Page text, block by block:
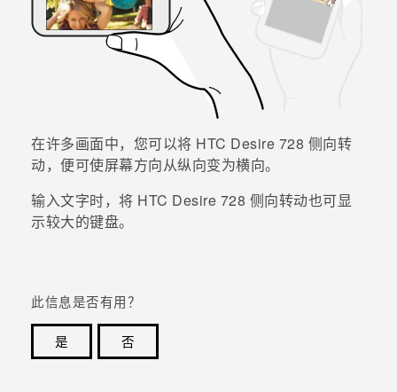
在许多画面中，您可以将 HTC Desire 728 侧向转
动，便可使屏幕方向从纵向变为横向。
输入文字时，将 HTC Desire 728 侧向转动也可显
示较大的键盘。
此信息是否有用？
是
否